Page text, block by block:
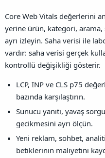
Core Web Vitals değerlerini
yerine ürün, kategori, arama,
ayrı izleyin. Saha verisi ile
vardır: saha verisi gerçek
kontrollü değişikliği gösterir.
LCP, INP ve CLS p75
bazında karşılaştırın.
Sunucu yanıtı, yavaş
gecikmesini ayrı ölçün.
Yeni reklam, sohbet,
betiklerinin maliyetini